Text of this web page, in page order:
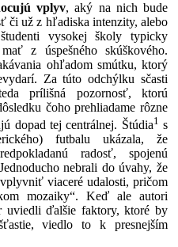
vplyv, aký na nich bude
či už z hľadiska intenzity, alebo
vysokej školy typicky
z úspešného skúškového.
ohľadom smútku, ktorý
Za túto odchýlku sčasti
prílišná pozornosť, ktorú
čoho prehliadame rôzne
dopad tej centrálnej. Štúdia1 s
futbalu ukázala, že
radosť, spojenú
nebrali do úvahy, že
viaceré udalosti, pričom
mozaiky“. Keď ale autori
uviedli ďalšie faktory, ktoré by
viedlo to k presnejším